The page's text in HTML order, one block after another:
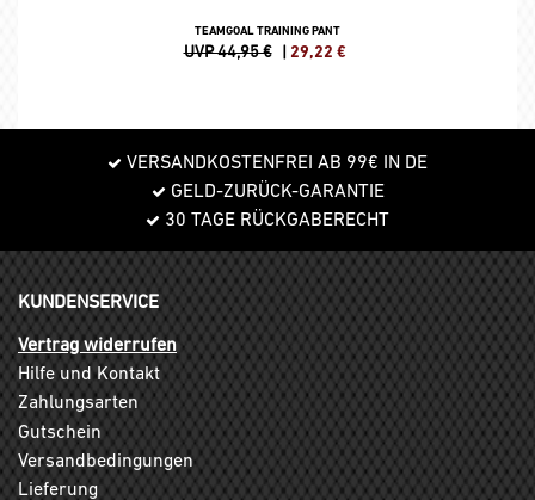
TEAMGOAL TRAINING PANT
UVP 44,95 € | 29,22 €
VERSANDKOSTENFREI AB 99€ IN DE
GELD-ZURÜCK-GARANTIE
30 TAGE RÜCKGABERECHT
KUNDENSERVICE
Vertrag widerrufen
Hilfe und Kontakt
Zahlungsarten
Gutschein
Versandbedingungen
Lieferung